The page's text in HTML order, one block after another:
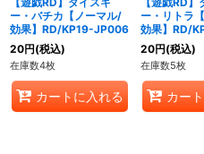
ー・バチカ【ノーマル/
効果】RD/KP19-JP006
20円(税込)
在庫数4枚
カートに入れる
ー・リトラ
効果】RD/
20円(税込)
在庫数5枚
カー